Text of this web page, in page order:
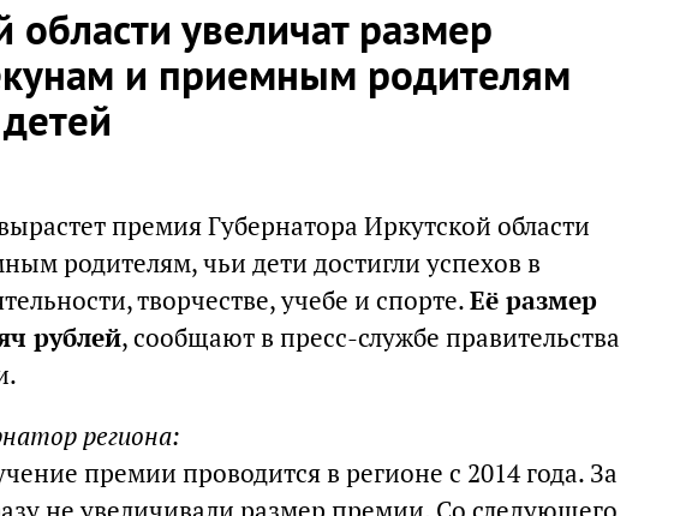
области увеличат размер
и приемным родителям
премия Губернатора Иркутской области
родителям, чьи дети достигли успехов в
творчестве, учебе и спорте.Её размер
рублей, сообщают в пресс-службе правительства
региона:
премии проводится в регионе с 2014 года. За